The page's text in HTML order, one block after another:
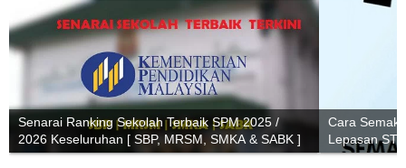
Senarai Ranking Sekolah Terbaik SPM 2025 /
2026 Keseluruhan [ SBP, MRSM, SMKA & SABK ]
Cara
Lepasan